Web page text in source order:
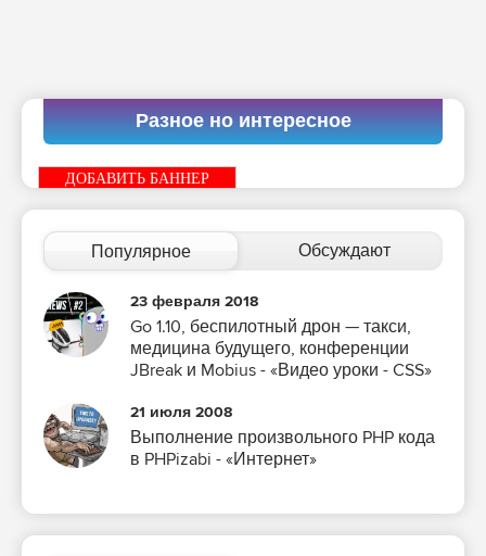
Разное но интересное
ДОБАВИТЬ БАННЕР
Популярное Обсуждают
23 февраля 2018
Go 1.10, беспилотный дрон — такси,
медицина будущего, конференции
JBreak и Mobius - «Видео уроки - CSS»
21 июля 2008
Выполнение произвольного PHP кода
в PHPizabi - «Интернет»